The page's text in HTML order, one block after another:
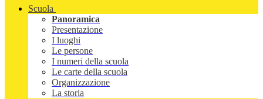
Scuola
Panoramica
Presentazione
I luoghi
Le persone
I numeri della scuola
Le carte della scuola
Organizzazione
La storia